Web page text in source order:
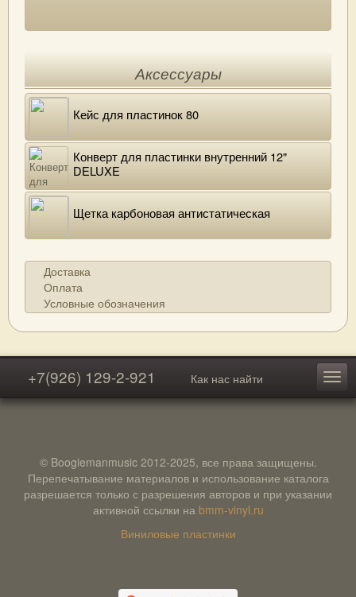
Аксессуары
Кейс для пластинок 80
Конверт для пластинки внутренний 12"
DELUXE
Щетка карбоновая антистатическая
Доставка
Оплата
Условные обозначения
+7(926) 129-2-921 Как нас найти
© Boogiemanmusic 2012-2025, все права защищены.
Перепечатывание материалов и использование каталога
разрешается только с разрешения авторов и при указании
активной ссылки на bmm-vinyl.ru
Виниловые пластинки